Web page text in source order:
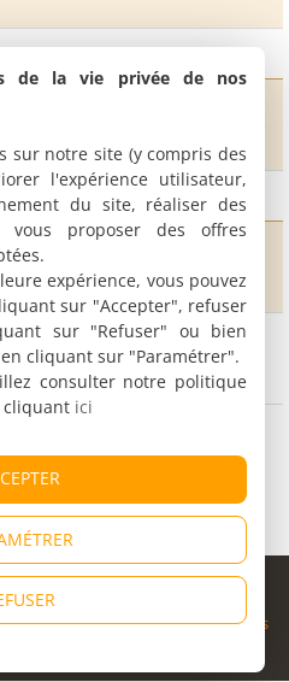
1998 - 2026
Confidentialité|CGU|Informations
de la vie privée de nos
sur notre site (y compris des
l'expérience utilisateur,
du site, réaliser des
vous proposer des offres
expérience, vous pouvez
sur "Accepter", refuser
sur "Refuser" ou bien
cliquant sur "Paramétrer".
consulter notre politique
cliquant ici